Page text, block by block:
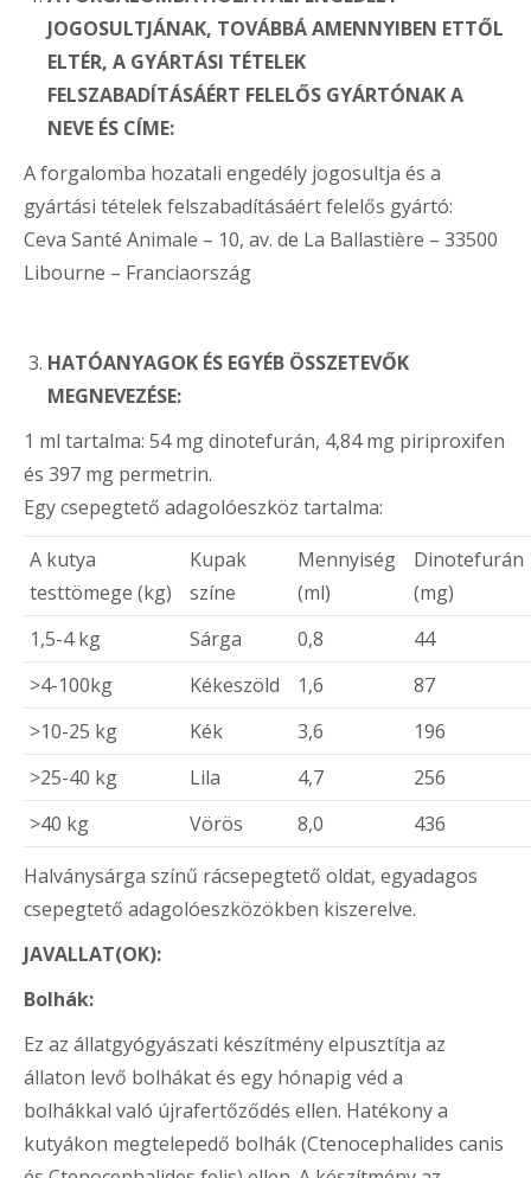
JOGOSULTJÁNAK, TOVÁBBÁ AMENNYIBEN ETTŐL
ELTÉR, A GYÁRTÁSI TÉTELEK
FELSZABADÍTÁSÁÉRT FELELŐS GYÁRTÓNAK A
NEVE ÉS CÍME:
A forgalomba hozatali engedély jogosultja és a
gyártási tételek felszabadításáért felelős gyártó:
Ceva Santé Animale – 10, av. de La Ballastière – 33500
Libourne – Franciaország
HATÓANYAGOK ÉS EGYÉB ÖSSZETEVŐK
MEGNEVEZÉSE:
1 ml tartalma: 54 mg dinotefurán, 4,84 mg piriproxifen
és 397 mg permetrin.
Egy csepegtető adagolóeszköz tartalma:
A kutya
testtömege (kg)
Kupak
színe
Mennyiség
(ml)
Dinotefurán
(mg)
1,5-4 kg
Sárga 0,8
44
>4-100kg
Kékeszöld 1,6
87
>10-25 kg
Kék 3,6
196
>25-40 kg
Lila 4,7
256
>40 kg
Vörös 8,0
436
Halványsárga színű rácsepegtető oldat, egyadagos
csepegtető adagolóeszközökben kiszerelve.
JAVALLAT(OK):
Bolhák:
Ez az állatgyógyászati készítmény elpusztítja az
állaton levő bolhákat és egy hónapig véd a
bolhákkal való újrafertőződés ellen. Hatékony a
kutyákon megtelepedő bolhák (Ctenocephalides canis